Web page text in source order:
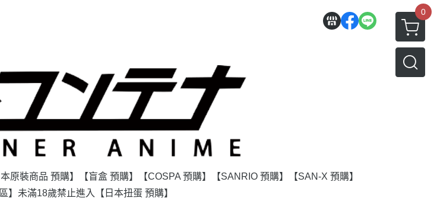
0
本原裝商品 預購】 【盲盒 預購】 【COSPA 預購】 【SANRIO 預購】
【SAN-X 預購】
】未滿18歲禁止進入 【日本扭蛋 預購】